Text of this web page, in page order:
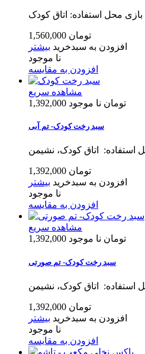
بازی محل استفاده: اتاق کودک
1,560,000 تومان
افزودن به سبدخرید بیشتر
نا موجود
افزودن به مقایسه
مشاهده سریع
1,392,000 تومان نا موجود
سبد رخت کودک- تم آبی
استفاده: اتاق کودک، نشیمن
1,392,000 تومان
افزودن به سبدخرید بیشتر
نا موجود
افزودن به مقایسه
مشاهده سریع
1,392,000 تومان نا موجود
سبد رخت کودک- تم صورتی
استفاده: اتاق کودک، نشیمن
1,392,000 تومان
افزودن به سبدخرید بیشتر
نا موجود
افزودن به مقایسه